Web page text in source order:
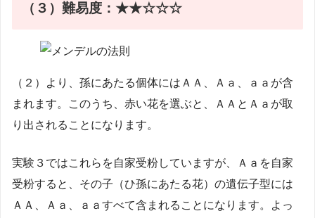
（３）難易度：★★☆☆☆
（２）より、孫にあたる個体にはＡＡ、Ａａ、ａａが含
まれます。このうち、赤い花を選ぶと、ＡＡとＡａが取
り出されることになります。
実験３ではこれらを自家受粉していますが、Ａａを自家
受粉すると、その子（ひ孫にあたる花）の遺伝子型には
ＡＡ、Ａａ、ａａすべて含まれることになります。よっ